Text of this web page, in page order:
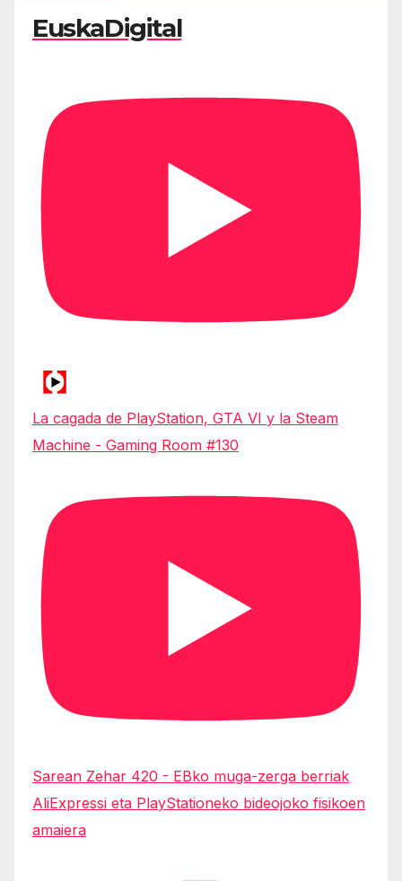
EuskaDigital
La cagada de PlayStation, GTA VI y la Steam
Machine - Gaming Room #130
Sarean Zehar 420 - EBko muga-zerga berriak
AliExpressi eta PlayStationeko bideojoko fisikoen
amaiera